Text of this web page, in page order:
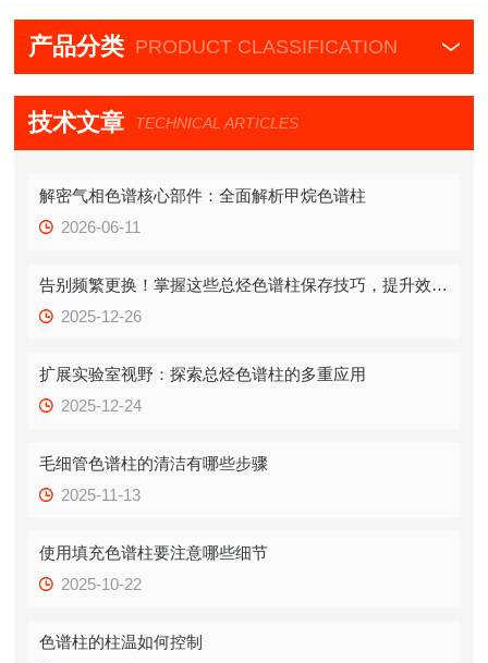
产品分类 PRODUCT CLASSIFICATION
技术文章 TECHNICAL ARTICLES
解密气相色谱核心部件：全面解析甲烷色谱柱
2026-06-11
告别频繁更换！掌握这些总烃色谱柱保存技巧，提升效率！
2025-12-26
扩展实验室视野：探索总烃色谱柱的多重应用
2025-12-24
毛细管色谱柱的清洁有哪些步骤
2025-11-13
使用填充色谱柱要注意哪些细节
2025-10-22
色谱柱的柱温如何控制